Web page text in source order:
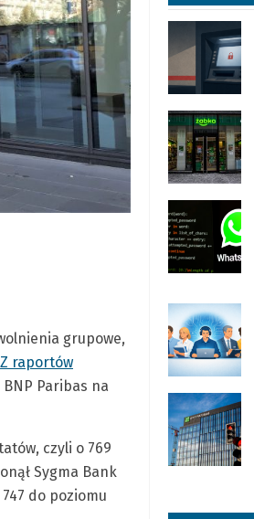
grupowe,
Z raportów
Paribas na
czyli o 769
Sygma Bank
do poziomu